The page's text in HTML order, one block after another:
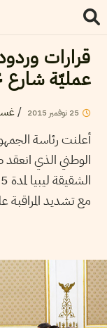
قرارات
عمليّة شارع
25 نوفمبر 2015
/
أعلنت رئاسة
الوطني الذي
مع تشديد المراقبة